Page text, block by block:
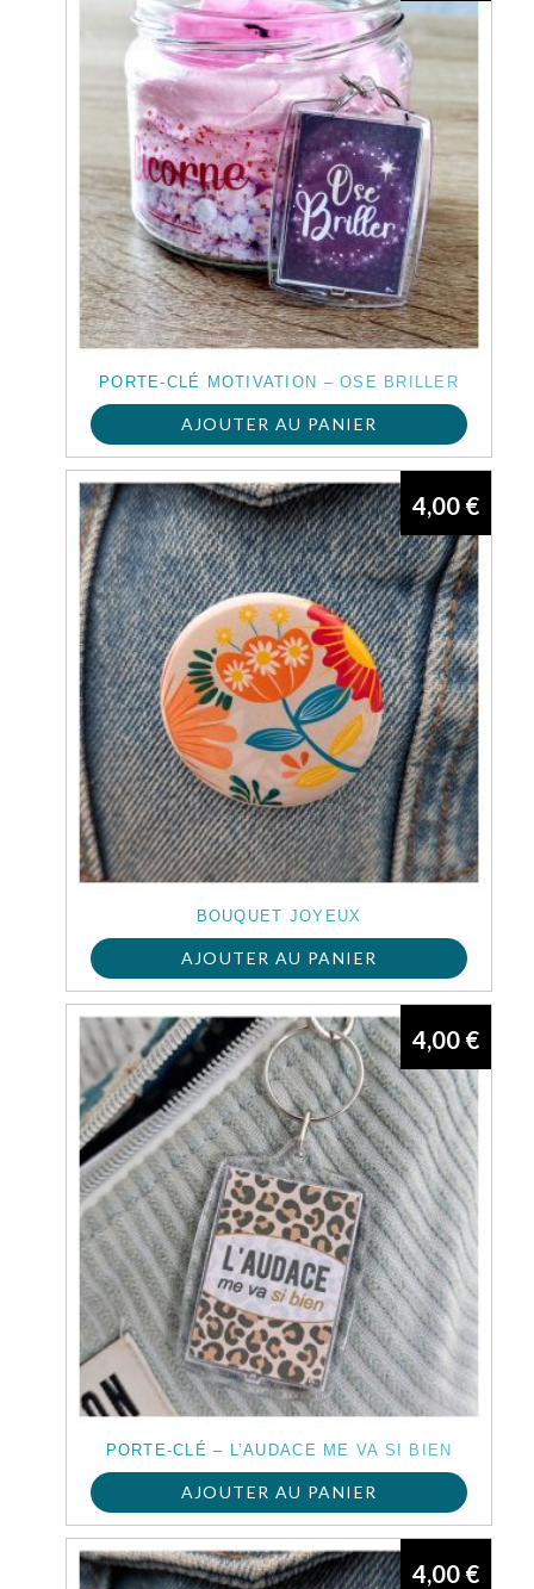
PORTE-CLÉ MOTIVATION – OSE BRILLER
AJOUTER AU PANIER
BOUQUET JOYEUX
4,00 €
AJOUTER AU PANIER
PORTE-CLÉ – L’AUDACE ME VA SI BIEN
4,00 €
AJOUTER AU PANIER
4,00 €